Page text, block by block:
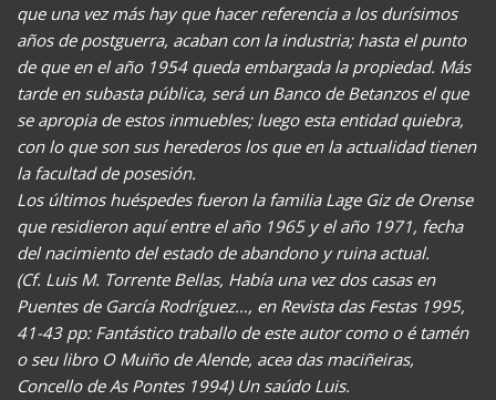
que una vez más hay que hacer referencia a los durísimos
años de postguerra, acaban con la industria; hasta el punto
de que en el año 1954 queda embargada la propiedad. Más
tarde en subasta pública, será un Banco de Betanzos el que
se apropia de estos inmuebles; luego esta entidad quiebra,
con lo que son sus herederos los que en la actualidad tienen
la facultad de posesión.
Los últimos huéspedes fueron la familia Lage Giz de Orense
que residieron aquí entre el año 1965 y el año 1971, fecha
del nacimiento del estado de abandono y ruina actual.
(Cf. Luis M. Torrente Bellas, Había una vez dos casas en
Puentes de García Rodríguez…, en Revista das Festas 1995,
41-43 pp: Fantástico traballo de este autor como o é tamén
o seu libro O Muiño de Alende, acea das maciñeiras,
Concello de As Pontes 1994) Un saúdo Luis.